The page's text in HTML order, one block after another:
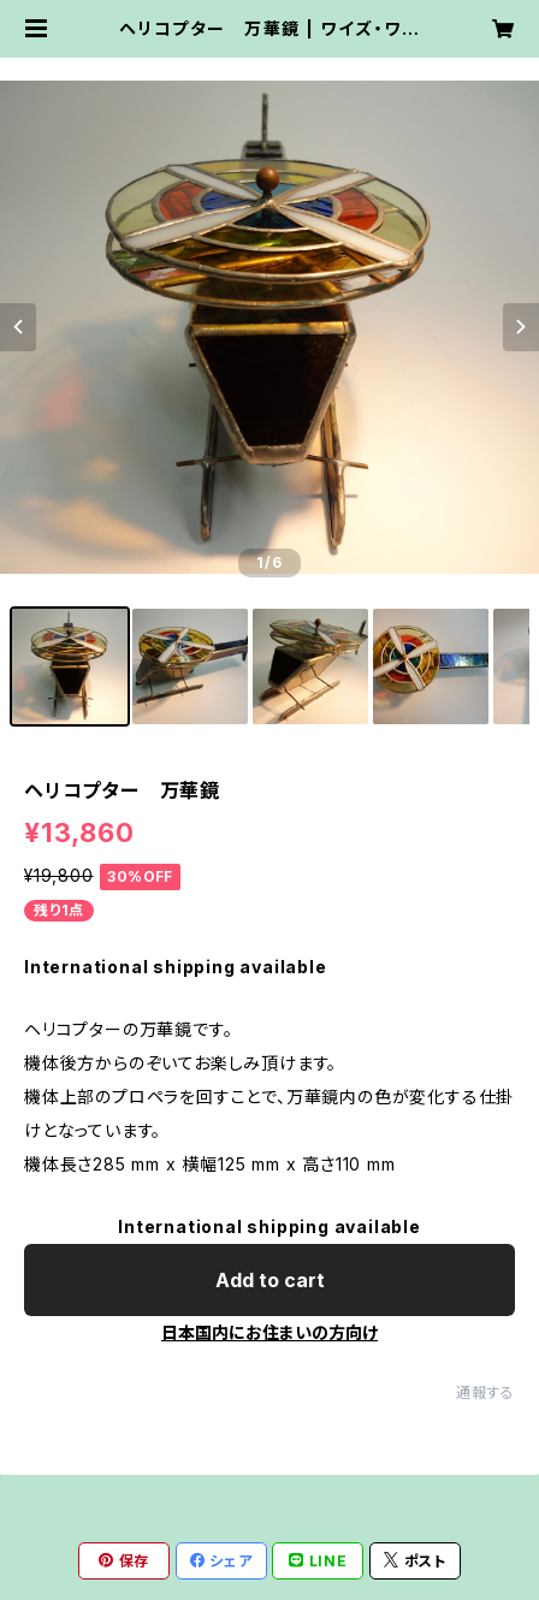
ヘリコプター 万華鏡 | ワイズ・ワー
1/6
ヘリコプター 万華鏡
¥13,860
¥19,800
30%OFF
残り1点
International shipping available
ヘリコプターの万華鏡です。
機体後方からのぞいてお楽しみ頂けます。
機体上部のプロペラを回すことで、万華鏡内の色が変化する仕掛
けとなっています。
機体長さ285 mm x 横幅125 mm x 高さ110 mm
International shipping available
Add to cart
日本国内にお住まいの方向け
通報する
保存 シェア LINE ポスト